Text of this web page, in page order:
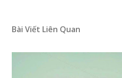
Bài Viết Liên Quan